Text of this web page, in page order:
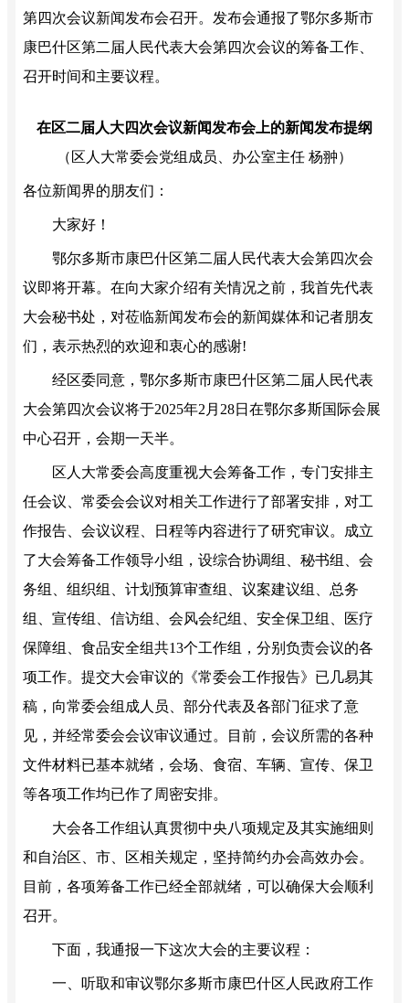
第四次会议新闻发布会召开。发布会通报了鄂尔多斯市
康巴什区第二届人民代表大会第四次会议的筹备工作、
召开时间和主要议程。
在区二届人大四次会议新闻发布会上的新闻发布提纲
（区人大常委会党组成员、办公室主任 杨翀）
各位新闻界的朋友们：
大家好！
鄂尔多斯市康巴什区第二届人民代表大会第四次会
议即将开幕。在向大家介绍有关情况之前，我首先代表
大会秘书处，对莅临新闻发布会的新闻媒体和记者朋友
们，表示热烈的欢迎和衷心的感谢!
经区委同意，鄂尔多斯市康巴什区第二届人民代表
大会第四次会议将于2025年2月28日在鄂尔多斯国际会展
中心召开，会期一天半。
区人大常委会高度重视大会筹备工作，专门安排主
任会议、常委会会议对相关工作进行了部署安排，对工
作报告、会议议程、日程等内容进行了研究审议。成立
了大会筹备工作领导小组，设综合协调组、秘书组、会
务组、组织组、计划预算审查组、议案建议组、总务
组、宣传组、信访组、会风会纪组、安全保卫组、医疗
保障组、食品安全组共13个工作组，分别负责会议的各
项工作。提交大会审议的《常委会工作报告》已几易其
稿，向常委会组成人员、部分代表及各部门征求了意
见，并经常委会会议审议通过。目前，会议所需的各种
文件材料已基本就绪，会场、食宿、车辆、宣传、保卫
等各项工作均已作了周密安排。
大会各工作组认真贯彻中央八项规定及其实施细则
和自治区、市、区相关规定，坚持简约办会高效办会。
目前，各项筹备工作已经全部就绪，可以确保大会顺利
召开。
下面，我通报一下这次大会的主要议程：
一、听取和审议鄂尔多斯市康巴什区人民政府工作